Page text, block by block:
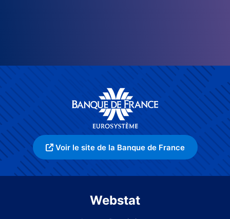
Voir le site de la Banque de France
Webstat